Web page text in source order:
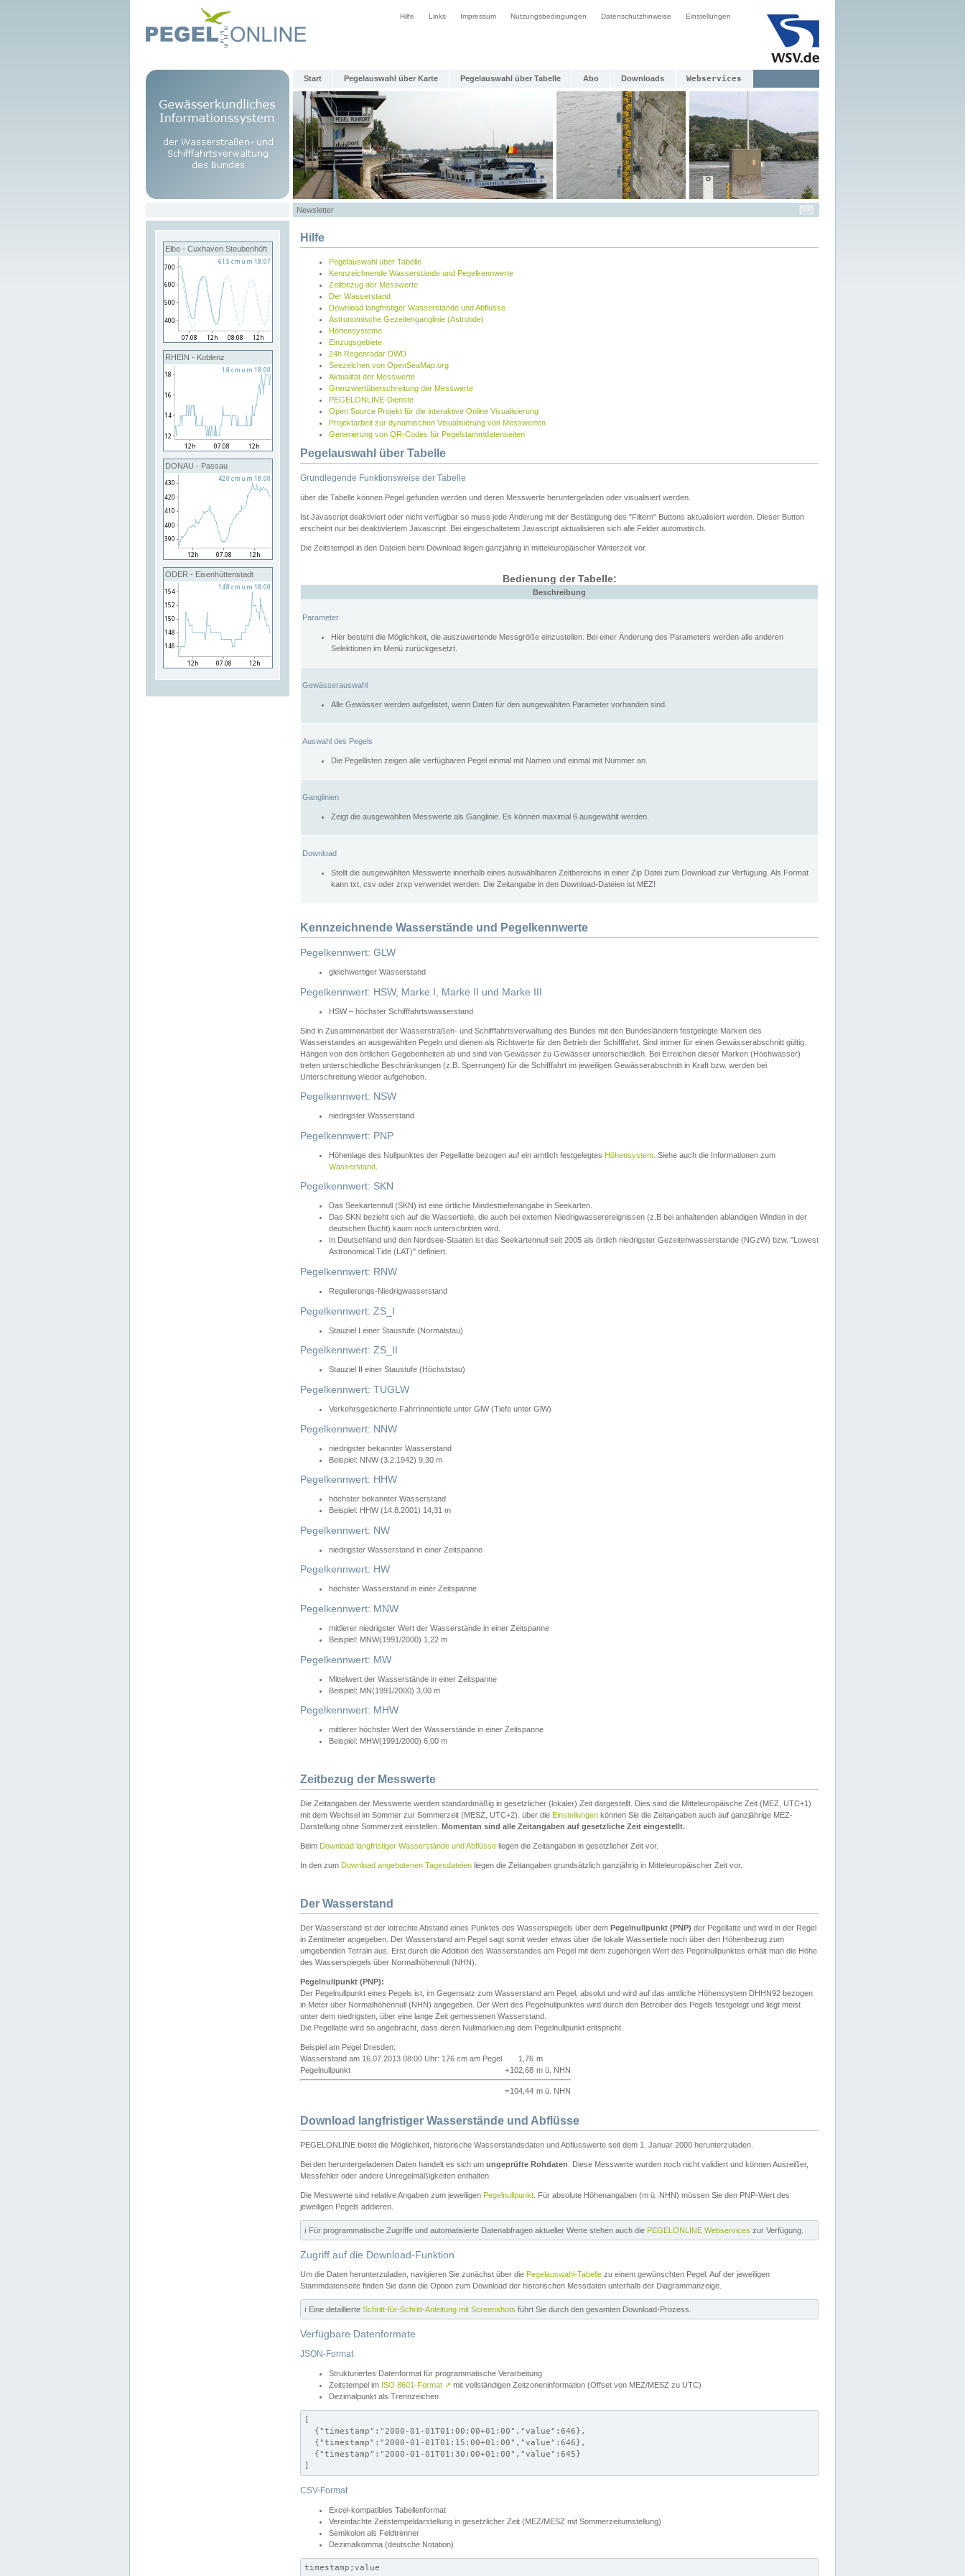
Hilfe Links Impressum Nutzungsbedingungen Datenschutzhinweise Einstellungen
Start Pegelauswahl über Karte Pegelauswahl über Tabelle Abo Downloads Webservices
Newsletter
Elbe - Cuxhaven Steubenhöft
RHEIN - Koblenz
DONAU - Passau
ODER - Eisenhüttenstadt
Hilfe
Pegelauswahl über Tabelle
Kennzeichnende Wasserstände und Pegelkennwerte
Zeitbezug der Messwerte
Der Wasserstand
Download langfristiger Wasserstände und Abflüsse
Astronomische Gezeitenganglinie (Astrotide)
Höhensysteme
Einzugsgebiete
24h Regenradar DWD
Seezeichen von OpenSeaMap.org
Aktualität der Messwerte
Grenzwertüberschreitung der Messwerte
PEGELONLINE-Dienste
Open Source Projekt für die interaktive Online Visualisierung
Projektarbeit zur dynamischen Visualisierung von Messwerten
Generierung von QR-Codes für Pegelstammdatenseiten
Pegelauswahl über Tabelle
Grundlegende Funktionsweise der Tabelle
über die Tabelle können Pegel gefunden werden und deren Messwerte heruntergeladen oder visualisiert werden.
Ist Javascript deaktiviert oder nicht verfügbar so muss jede Änderung mit der Bestätigung des "Filtern" Buttons aktualisiert werden. Dieser Button
erscheint nur bei deaktiviertem Javascript. Bei eingeschaltetem Javascript aktualisieren sich alle Felder automatisch.
Die Zeitstempel in den Dateien beim Download liegen ganzjährig in mitteleuropäischer Winterzeit vor.
Bedienung der Tabelle:
Beschreibung
Parameter
Hier besteht die Möglichkeit, die auszuwertende Messgröße einzustellen. Bei einer Änderung des Parameters werden alle anderen
Selektionen im Menü zurückgesetzt.
Gewässerauswahl
Alle Gewässer werden aufgelistet, wenn Daten für den ausgewählten Parameter vorhanden sind.
Auswahl des Pegels
Die Pegellisten zeigen alle verfügbaren Pegel einmal mit Namen und einmal mit Nummer an.
Ganglinien
Zeigt die ausgewählten Messwerte als Ganglinie. Es können maximal 6 ausgewählt werden.
Download
Stellt die ausgewählten Messwerte innerhalb eines auswählbaren Zeitbereichs in einer Zip Datei zum Download zur Verfügung. Als Format
kann txt, csv oder zrxp verwendet werden. Die Zeitangabe in den Download-Dateien ist MEZ!
Kennzeichnende Wasserstände und Pegelkennwerte
Pegelkennwert: GLW
gleichwertiger Wasserstand
Pegelkennwert: HSW, Marke I, Marke II und Marke III
HSW – höchster Schifffahrtswasserstand
Sind in Zusammenarbeit der Wasserstraßen- und Schifffahrtsverwaltung des Bundes mit den Bundesländern festgelegte Marken des
Wasserstandes an ausgewählten Pegeln und dienen als Richtwerte für den Betrieb der Schifffahrt. Sind immer für einen Gewässerabschnitt gültig.
Hängen von den örtlichen Gegebenheiten ab und sind von Gewässer zu Gewässer unterschiedlich. Bei Erreichen dieser Marken (Hochwasser)
treten unterschiedliche Beschränkungen (z.B. Sperrungen) für die Schifffahrt im jeweiligen Gewässerabschnitt in Kraft bzw. werden bei
Unterschreitung wieder aufgehoben.
Pegelkennwert: NSW
niedrigster Wasserstand
Pegelkennwert: PNP
Höhenlage des Nullpunktes der Pegellatte bezogen auf ein amtlich festgelegtes Höhensystem . Siehe auch die Informationen zum
Wasserstand
Pegelkennwert: SKN
Das Seekartennull (SKN) ist eine örtliche Mindesttiefenangabe in Seekarten.
Das SKN bezieht sich auf die Wassertiefe, die auch bei extemen Niedrigwasserereignissen (z.B bei anhaltenden ablandigen Winden in der
deutschen Bucht) kaum noch unterschritten wird.
In Deutschland und den Nordsee-Staaten ist das Seekartennull seit 2005 als örtlich niedrigster Gezeitenwasserstande (NGzW) bzw. "Lowest
Astronomical Tide (LAT)" definiert.
Pegelkennwert: RNW
Regulierungs-Niedrigwasserstand
Pegelkennwert: ZS_I
Stauziel I einer Staustufe (Normalstau)
Pegelkennwert: ZS_II
Stauziel II einer Staustufe (Höchststau)
Pegelkennwert: TUGLW
Verkehrsgesicherte Fahrrinnentiefe unter GlW (Tiefe unter GlW)
Pegelkennwert: NNW
niedrigster bekannter Wasserstand
Beispiel: NNW (3.2.1942) 9,30 m
Pegelkennwert: HHW
höchster bekannter Wasserstand
Beispiel: HHW (14.8.2001) 14,31 m
Pegelkennwert: NW
niedrigster Wasserstand in einer Zeitspanne
Pegelkennwert: HW
höchster Wasserstand in einer Zeitspanne
Pegelkennwert: MNW
mittlerer niedrigster Wert der Wasserstände in einer Zeitspanne
Beispiel: MNW(1991/2000) 1,22 m
Pegelkennwert: MW
Mittelwert der Wasserstände in einer Zeitspanne
Beispiel: MN(1991/2000) 3,00 m
Pegelkennwert: MHW
mittlerer höchster Wert der Wasserstände in einer Zeitspanne
Beispiel: MHW(1991/2000) 6,00 m
Zeitbezug der Messwerte
Die Zeitangaben der Messwerte werden standardmäßig in gesetzlicher (lokaler) Zeit dargestellt. Dies sind die Mitteleuropäische Zeit (MEZ, UTC+1)
mit dem Wechsel im Sommer zur Sommerzeit (MESZ, UTC+2). über die Einstellungen können Sie die Zeitangaben auch auf ganzjährige MEZ-
Darstellung ohne Sommerzeit einstellen. Momentan sind alle Zeitangaben auf gesetzliche Zeit eingestellt.
Beim Download langfristiger Wasserstände und Abflüsse liegen die Zeitangaben in gesetzlicher Zeit vor.
In den zum Download angebotenen Tagesdateien liegen die Zeitangaben grundsätzlich ganzjährig in Mitteleuropäischer Zeit vor.
Der Wasserstand
Der Wasserstand ist der lotrechte Abstand eines Punktes des Wasserspiegels über dem Pegelnullpunkt (PNP) der Pegellatte und wird in der Regel
in Zentimeter angegeben. Der Wasserstand am Pegel sagt somit weder etwas über die lokale Wassertiefe noch über den Höhenbezug zum
umgebenden Terrain aus. Erst durch die Addition des Wasserstandes am Pegel mit dem zugehörigen Wert des Pegelnullpunktes erhält man die Höhe
des Wasserspiegels über Normalhöhennull (NHN).
Pegelnullpunkt (PNP):
Der Pegelnullpunkt eines Pegels ist, im Gegensatz zum Wasserstand am Pegel, absolut und wird auf das amtliche Höhensystem DHHN92 bezogen
in Meter über Normalhöhennull (NHN) angegeben. Der Wert des Pegelnullpunktes wird durch den Betreiber des Pegels festgelegt und liegt meist
unter dem niedrigsten, über eine lange Zeit gemessenen Wasserstand.
Die Pegellatte wird so angebracht, dass deren Nullmarkierung dem Pegelnullpunkt entspricht.
Beispiel am Pegel Dresden:
Wasserstand am 16.07.2013 08:00 Uhr: 176 cm am Pegel
1,76 m
Pegelnullpunkt
+102,68 m ü. NHN
=104,44 m ü. NHN
Download langfristiger Wasserstände und Abflüsse
PEGELONLINE bietet die Möglichkeit, historische Wasserstandsdaten und Abflusswerte seit dem 1. Januar 2000 herunterzuladen.
Bei den heruntergeladenen Daten handelt es sich um ungeprüfte Rohdaten . Diese Messwerte wurden noch nicht validiert und können Ausreißer,
Messfehler oder andere Unregelmäßigkeiten enthalten.
Die Messwerte sind relative Angaben zum jeweiligen Pegelnullpunkt . Für absolute Höhenangaben (m ü. NHN) müssen Sie den PNP-Wert des
jeweiligen Pegels addieren.
ℹ️ Für programmatische Zugriffe und automatisierte Datenabfragen aktueller Werte stehen auch die PEGELONLINE Webservices zur Verfügung.
Zugriff auf die Download-Funktion
Um die Daten herunterzuladen, navigieren Sie zunächst über die Pegelauswahl-Tabelle zu einem gewünschten Pegel. Auf der jeweiligen
Stammdatenseite finden Sie dann die Option zum Download der historischen Messdaten unterhalb der Diagrammanzeige.
ℹ️ Eine detaillierte Schritt-für-Schritt-Anleitung mit Screenshots führt Sie durch den gesamten Download-Prozess.
Verfügbare Datenformate
JSON-Format
Strukturiertes Datenformat für programmatische Verarbeitung
Zeitstempel im ISO 8601-Format ↗ mit vollständigen Zeitzoneninformation (Offset von MEZ/MESZ zu UTC)
Dezimalpunkt als Trennzeichen
[
  {"timestamp":"2000-01-01T01:00:00+01:00","value":646},
  {"timestamp":"2000-01-01T01:15:00+01:00","value":646},
  {"timestamp":"2000-01-01T01:30:00+01:00","value":645}
]
CSV-Format
Excel-kompatibles Tabellenformat
Vereinfachte Zeitstempeldarstellung in gesetzlicher Zeit (MEZ/MESZ mit Sommerzeitumstellung)
Semikolon als Feldtrenner
Dezimalkomma (deutsche Notation)
timestamp;value